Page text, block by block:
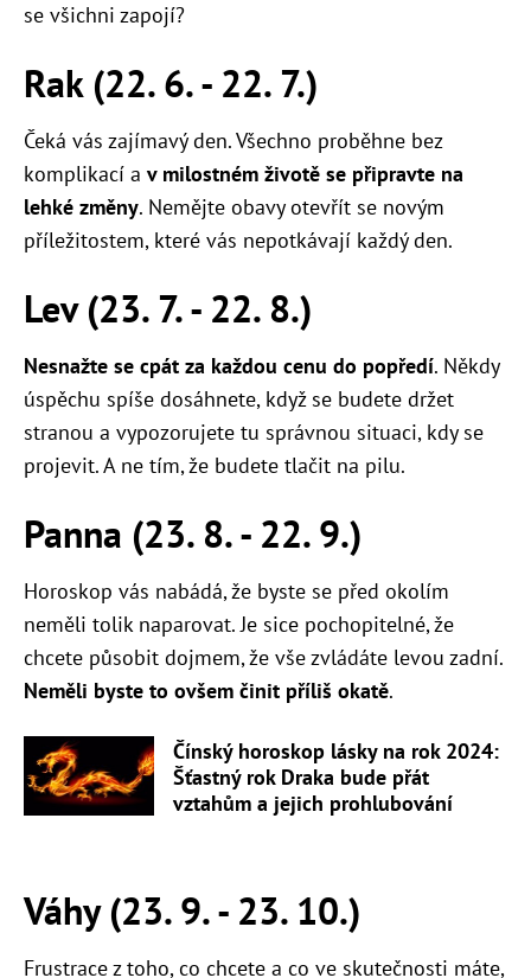
se všichni zapojí?
Rak (22. 6. - 22. 7.)
Čeká vás zajímavý den. Všechno proběhne bez
komplikací a v milostném životě se připravte na
lehké změny. Nemějte obavy otevřít se novým
příležitostem, které vás nepotkávají každý den.
Lev (23. 7. - 22. 8.)
Nesnažte se cpát za každou cenu do popředí. Někdy
úspěchu spíše dosáhnete, když se budete držet
stranou a vypozorujete tu správnou situaci, kdy se
projevit. A ne tím, že budete tlačit na pilu.
Panna (23. 8. - 22. 9.)
Horoskop vás nabádá, že byste se před okolím
neměli tolik naparovat. Je sice pochopitelné, že
chcete působit dojmem, že vše zvládáte levou zadní.
Neměli byste to ovšem činit příliš okatě.
Čínský horoskop lásky na rok 2024:
Šťastný rok Draka bude přát
vztahům a jejich prohlubování
Váhy (23. 9. - 23. 10.)
Frustrace z toho, co chcete a co ve skutečnosti máte,